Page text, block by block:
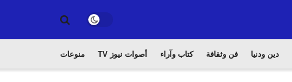
دين ودنيا فن وثقافة كتاب وآراء أصوات نيوز TV منوعات